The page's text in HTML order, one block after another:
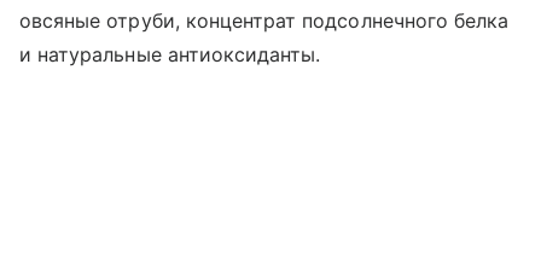
овсяные отруби, концентрат подсолнечного белка
и натуральные антиоксиданты.